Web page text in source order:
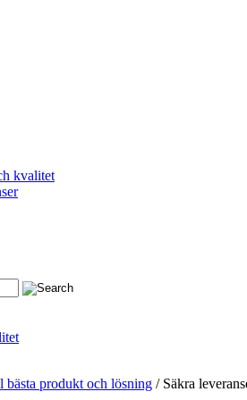
kvalitet
produkt och lösning / Säkra